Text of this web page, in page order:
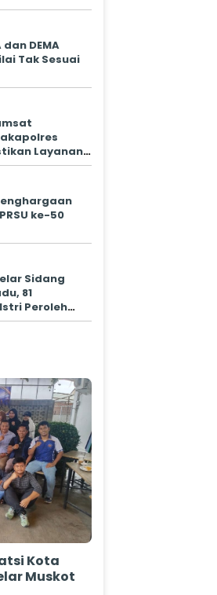
DEMA
Tak Sesuai
Layanan
ke-50
Sidang
81
Peroleh
Kota
Muskot